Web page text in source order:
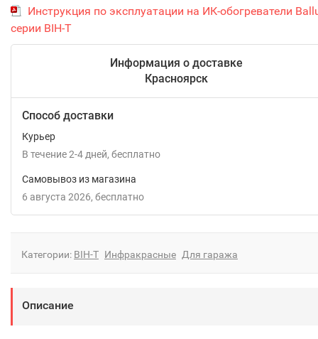
Инструкция по эксплуатации на ИК-обогреватели
серии BIH-T
Информация о доставке
Красноярск
Способ доставки
Курьер
В течение2-4 дней Бесплатно
Самовывоз из магазина
6 августа 2026
Бесплатно
Категории: BIH-T Инфракрасные Для гаража
Описание